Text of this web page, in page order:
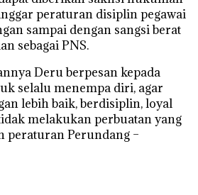
peraturan disiplin pegawai
sampai dengan sangsi berat
sebagai PNS.
Deru berpesan kepada
selalu menempa diri, agar
lebih baik, berdisiplin, loyal
melakukan perbuatan yang
peraturan Perundang –